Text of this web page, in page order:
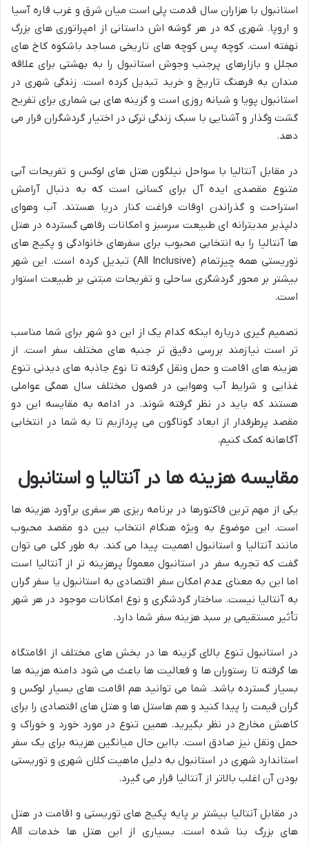
استانبول با هزاران سال قدمت پلی است میان شرق و غرب قاره آسیا
و اروپا. شهری که در هر گوشه اش داستانی از امپراتوری های بزرگ
نهفته است. کوچه پس کوچه های تاریخی مساجد باشکوه کاخ های
مجلل و بازارهای پرجنب وجوش استانبول را به بهشتی برای علاقه
مندان به فرهنگ تاریخ و خرید تبدیل کرده است. زندگی شهری در
استانبول پویا و شبانه روزی است و گزینه های بی شماری برای تفریح
گشت وگذار و آشنایی با سبک زندگی ترکی در اختیار گردشگران قرار می
دهد.
در مقابل آنتالیا با سواحل نیلگون هتل های لوکس و تفریحات آبی
متنوع مقصدی ایده آل برای کسانی است که به دنبال آرامش
استراحت و گذراندن اوقات فراغت کنار دریا هستند. آب وهوای
دلپذیر مدیترانه ای طبیعت سرسبز و امکانات رفاهی گسترده در هتل
ها آنتالیا را به انتخابی محبوب برای سفرهای خانوادگی و پکیج های
توریستی همه چیزتمام (All Inclusive) تبدیل کرده است. این شهر
بیشتر بر محور گردشگری ساحلی و تفریحات مبتنی بر طبیعت استوار
است.
تصمیم گیری درباره اینکه کدام یک از این دو شهر برای شما مناسب
تر است نیازمند بررسی دقیق تر جنبه های مختلف سفر است. از
هزینه های اقامت و حمل ونقل گرفته تا نوع جاذبه های دیدنی تنوع
غذایی و شرایط آب وهوایی در فصول مختلف سال همگی عواملی
هستند که باید در نظر گرفته شوند. در ادامه به مقایسه این دو
مقصد پرطرفدار از ابعاد گوناگون می پردازیم تا به شما در انتخابی
آگاهانه کمک کنیم.
مقایسه هزینه ها در آنتالیا و استانبول
یکی از مهم ترین فاکتورها در برنامه ریزی هر سفری برآورد هزینه ها
است. این موضوع به ویژه هنگام انتخاب بین دو مقصد محبوب
مانند آنتالیا و استانبول اهمیت پیدا می کند. به طور کلی می توان
گفت که تجربه سفر در استانبول معمولاً پرهزینه تر از آنتالیا است
اما این به معنای عدم امکان سفر اقتصادی به استانبول یا سفر گران
به آنتالیا نیست. ساختار گردشگری و نوع امکانات موجود در هر شهر
تأثیر مستقیمی بر سبد هزینه سفر شما دارد.
در استانبول تنوع بالای گزینه ها در بخش های مختلف از اقامتگاه
ها گرفته تا رستوران ها و فعالیت ها باعث می شود دامنه هزینه ها
بسیار گسترده باشد. شما می توانید هم اقامت های بسیار لوکس و
گران قیمت را پیدا کنید و هم هاستل ها و هتل های اقتصادی را برای
کاهش مخارج در نظر بگیرید. همین تنوع در مورد خورد و خوراک و
حمل ونقل نیز صادق است. بااین حال میانگین هزینه برای یک سفر
استاندارد شهری در استانبول به دلیل ماهیت کلان شهری و توریستی
بودن آن اغلب بالاتر از آنتالیا قرار می گیرد.
در مقابل آنتالیا بیشتر بر پایه پکیج های توریستی و اقامت در هتل
های بزرگ بنا شده است. بسیاری از این هتل ها خدمات All